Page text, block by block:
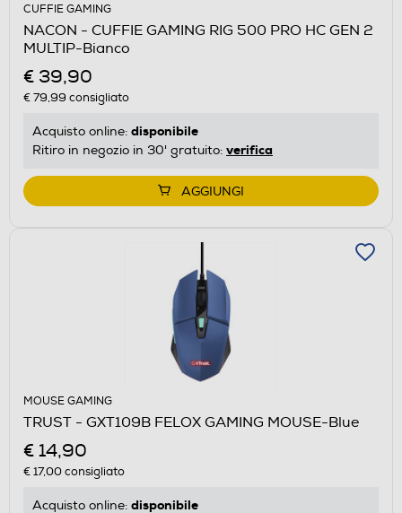
CUFFIE GAMING
NACON - CUFFIE GAMING RIG 500 PRO HC GEN 2
MULTIP-Bianco
€ 39,90
€ 79,99 consigliato
Acquisto online: disponibile
Ritiro in negozio in 30' gratuito: verifica
AGGIUNGI
MOUSE GAMING
TRUST - GXT109B FELOX GAMING MOUSE-Blue
€ 14,90
€ 17,00consigliato
Acquisto online: disponibile